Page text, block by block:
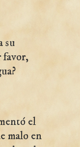
su
favor,
el
malo en